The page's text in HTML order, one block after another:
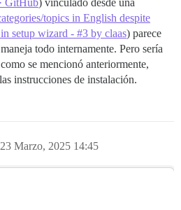
GitHub) vinculado desde una
topics in English despite
setup wizard - #3 by claas) parece
todo internamente. Pero sería
se mencionó anteriormente,
instrucciones de instalación.
23 Marzo, 2025 14:45